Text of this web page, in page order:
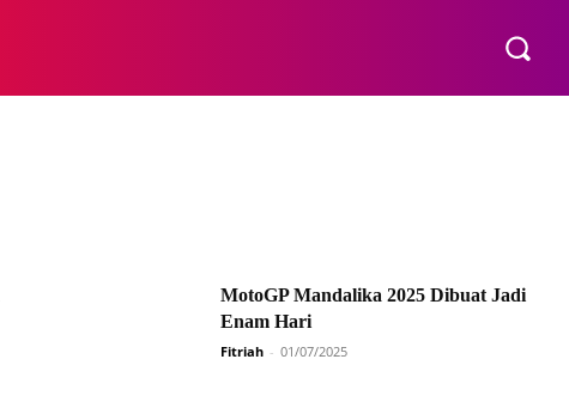
MotoGP Mandalika 2025 Dibuat Jadi
Enam Hari
Fitriah - 01/07/2025